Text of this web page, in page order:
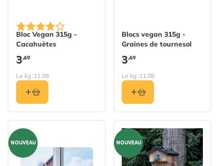
Bloc Vegan 315g -
Cacahuètes
3,49
Le kg :11,08
Blocs vegan 315g -
Graines de tournesol
3,49
Le kg :11,08
NOUVEAU NOUVEAU